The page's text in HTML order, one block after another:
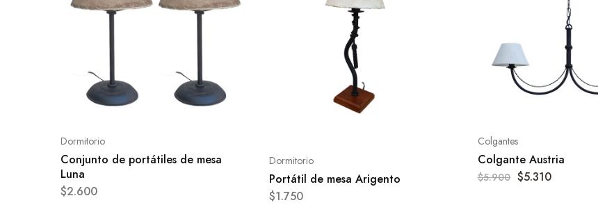
Dormitorio
Conjunto de portátiles de mesa
Luna
$2.600
Dormitorio
Portátil de mesa Arigento
$1.750
Colgantes
Colgante Austria
$5.900 $5.310